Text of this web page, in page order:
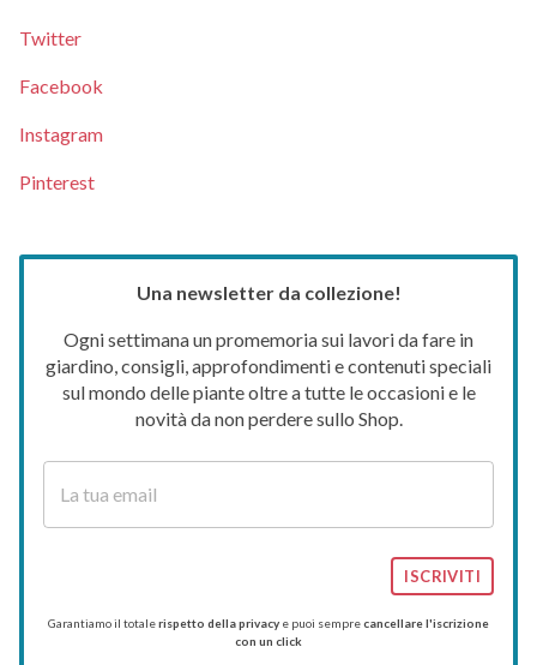
Twitter
Facebook
Instagram
Pinterest
Una newsletter da collezione!
Ogni settimana un promemoria sui lavori da fare in
giardino, consigli, approfondimenti e contenuti speciali
sul mondo delle piante oltre a tutte le occasioni e le
novità da non perdere sullo Shop.
ISCRIVITI
Garantiamo il totalerispetto della privacy e puoi semprecancellare l'iscrizione
con un click